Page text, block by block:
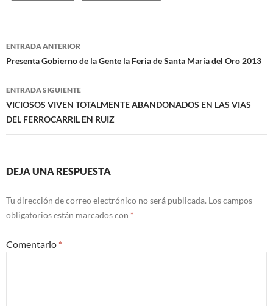
Navegación
de
entradas
ENTRADA ANTERIOR
Presenta Gobierno de la Gente la Feria de Santa María del Oro 2013
ENTRADA SIGUIENTE
VICIOSOS VIVEN TOTALMENTE ABANDONADOS EN LAS VIAS
DEL FERROCARRIL EN RUIZ
DEJA UNA RESPUESTA
Tu dirección de correo electrónico no será publicada. Los campos
obligatorios están marcados con *
Comentario *